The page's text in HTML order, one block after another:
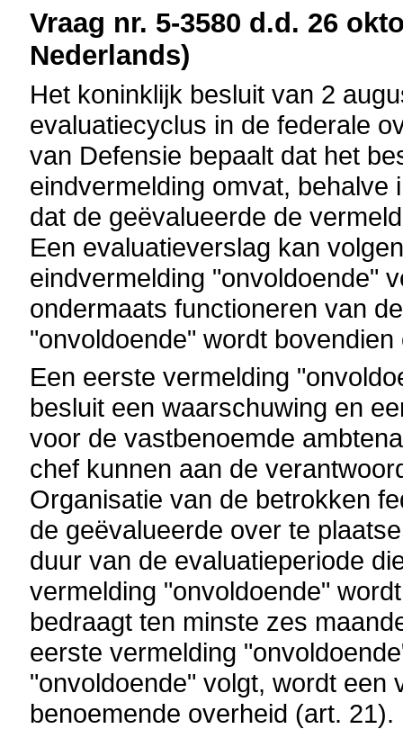
Vraag nr. 5-3580 d.d. 26
Nederlands)
Het koninklijk besluit van 2
evaluatiecyclus in de federale
van Defensie bepaalt dat het
eindvermelding omvat,
dat de geëvalueerde de
Een evaluatieverslag kan
eindvermelding "onvoldoende"
ondermaats functioneren van
"onvoldoende" wordt
Een eerste vermelding
besluit een waarschuwing en
voor de vastbenoemde
chef kunnen aan de
Organisatie van de betrokken
de geëvalueerde over te
duur van de evaluatieperiode
vermelding "onvoldoende"
bedraagt ten minste zes
eerste vermelding
"onvoldoende" volgt, wordt een
benoemende overheid (art. 21).